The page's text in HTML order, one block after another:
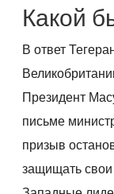
Какой
В ответ
Президент
письме
призыв
защищать